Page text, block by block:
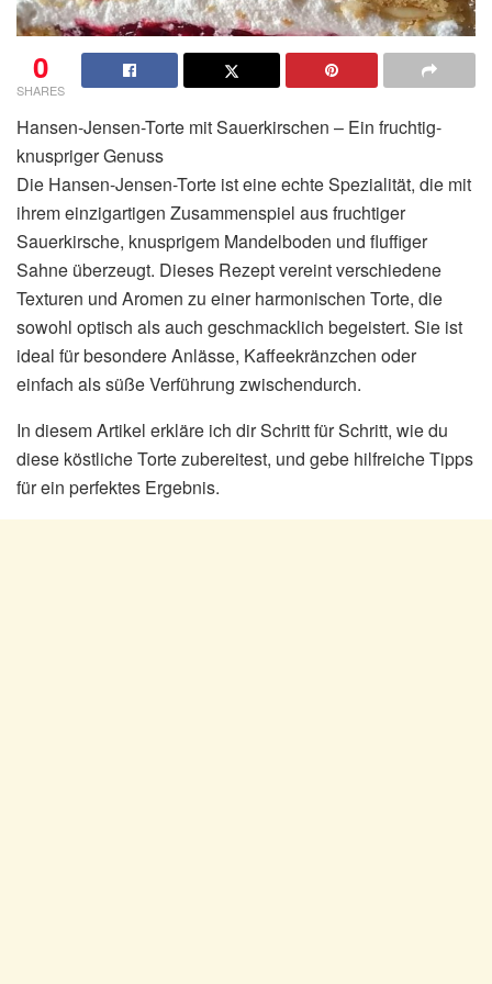
0
SHARES
Hansen-Jensen-Torte mit Sauerkirschen – Ein fruchtig-
knuspriger Genuss
Die Hansen-Jensen-Torte ist eine echte Spezialität, die mit
ihrem einzigartigen Zusammenspiel aus fruchtiger
Sauerkirsche, knusprigem Mandelboden und fluffiger
Sahne überzeugt. Dieses Rezept vereint verschiedene
Texturen und Aromen zu einer harmonischen Torte, die
sowohl optisch als auch geschmacklich begeistert. Sie ist
ideal für besondere Anlässe, Kaffeekränzchen oder
einfach als süße Verführung zwischendurch.
In diesem Artikel erkläre ich dir Schritt für Schritt, wie du
diese köstliche Torte zubereitest, und gebe hilfreiche Tipps
für ein perfektes Ergebnis.